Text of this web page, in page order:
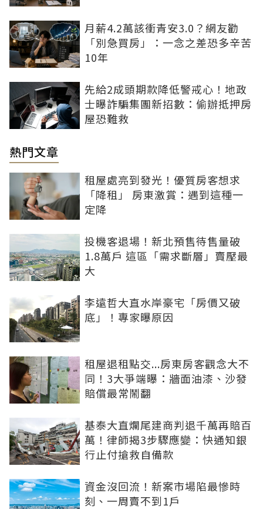
月薪4.2萬該衝青安3.0？網友勸
「別急買房」：一念之差恐多辛苦
10年
先給2成頭期款降低警戒心！地政
士曝詐騙集團新招數：偷辦抵押房
屋恐難救
熱門文章
租屋處亮到發光！優質房客想求
「降租」 房東激賞：遇到這種一
定降
投機客退場！新北預售待售量破
1.8萬戶 這區「需求斷層」賣壓最
大
李遠哲大直水岸豪宅「房價又破
底」！專家曝原因
租屋退租點交...房東房客觀念大不
同！3大爭端曝：牆面油漆、沙發
賠償最常鬧翻
基泰大直爛尾建商判退千萬再賠百
萬！律師揭3步驟應變：快通知銀
行止付搶救自備款
資金沒回流！新案市場陷最慘時
刻、一周賣不到1戶